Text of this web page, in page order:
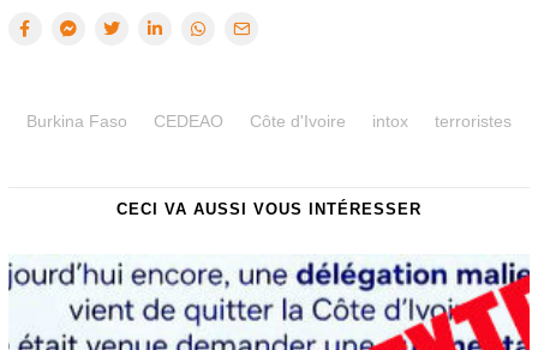
Burkina Faso CEDEAO Côte d'Ivoire intox terroristes
CECI VA AUSSI VOUS INTÉRESSER